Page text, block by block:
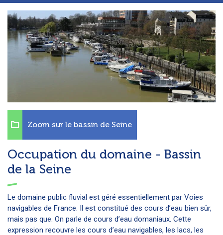
Occupation du domaine - Bassin
de la Seine
Le domaine public fluvial est géré essentiellement par Voies
navigables de France. Il est constitué des cours d’eau bien sûr,
mais pas que. On parle de cours d’eau domaniaux. Cette
expression recouvre les cours d’eau navigables, les lacs, les
Zoom sur le bassin de Seine